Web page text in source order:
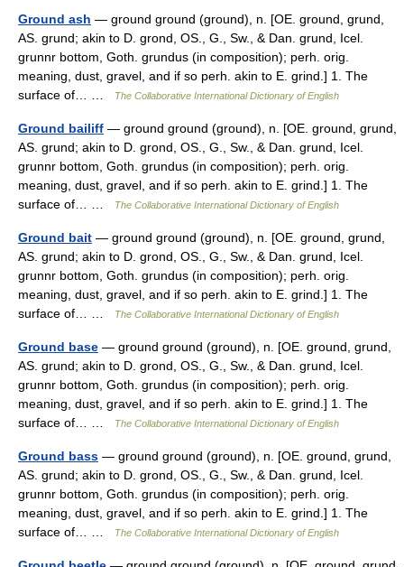
Ground ash — ground ground (ground), n. [OE. ground, grund,
AS. grund; akin to D. grond, OS., G., Sw., & Dan. grund, Icel.
grunnr bottom, Goth. grundus (in composition); perh. orig.
meaning, dust, gravel, and if so perh. akin to E. grind.] 1. The
surface of… …
The Collaborative International Dictionary of English
Ground bailiff — ground ground (ground), n. [OE. ground, grund,
AS. grund; akin to D. grond, OS., G., Sw., & Dan. grund, Icel.
grunnr bottom, Goth. grundus (in composition); perh. orig.
meaning, dust, gravel, and if so perh. akin to E. grind.] 1. The
surface of… …
The Collaborative International Dictionary of English
Ground bait — ground ground (ground), n. [OE. ground, grund,
AS. grund; akin to D. grond, OS., G., Sw., & Dan. grund, Icel.
grunnr bottom, Goth. grundus (in composition); perh. orig.
meaning, dust, gravel, and if so perh. akin to E. grind.] 1. The
surface of… …
The Collaborative International Dictionary of English
Ground base — ground ground (ground), n. [OE. ground, grund,
AS. grund; akin to D. grond, OS., G., Sw., & Dan. grund, Icel.
grunnr bottom, Goth. grundus (in composition); perh. orig.
meaning, dust, gravel, and if so perh. akin to E. grind.] 1. The
surface of… …
The Collaborative International Dictionary of English
Ground bass — ground ground (ground), n. [OE. ground, grund,
AS. grund; akin to D. grond, OS., G., Sw., & Dan. grund, Icel.
grunnr bottom, Goth. grundus (in composition); perh. orig.
meaning, dust, gravel, and if so perh. akin to E. grind.] 1. The
surface of… …
The Collaborative International Dictionary of English